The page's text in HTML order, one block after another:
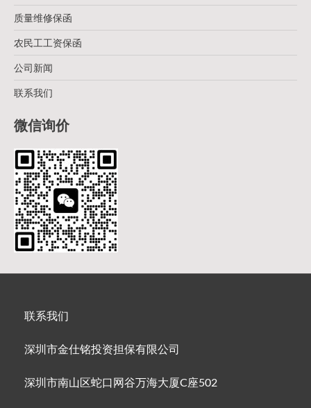
质量维修保函
农民工工资保函
公司新闻
联系我们
微信询价
联系我们
深圳市金仕铭投资担保有限公司
深圳市南山区蛇口网谷万海大厦C座502